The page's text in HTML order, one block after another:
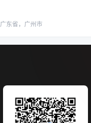
广东省，广州市